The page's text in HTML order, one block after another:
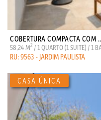
COBERTURA COMPACTA COM
58,24 M2 / 1 QUARTO (1 SUITE) / 1
RU: 9563 - JARDIM PAULISTA